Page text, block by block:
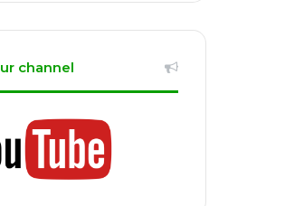
channel